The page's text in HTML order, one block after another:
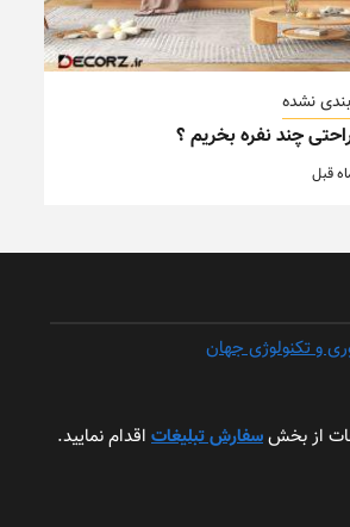
نشده
چند نفره بخریم ؟
و تکنولوژی جهان
از بخشسفارش تبلیغات اقدام نمایید.